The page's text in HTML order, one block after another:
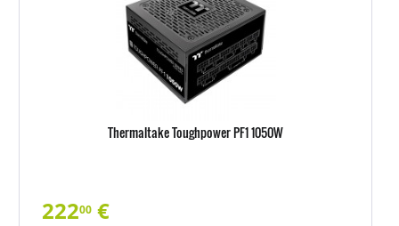
Thermaltake Toughpower PF1 1050W
22200 €